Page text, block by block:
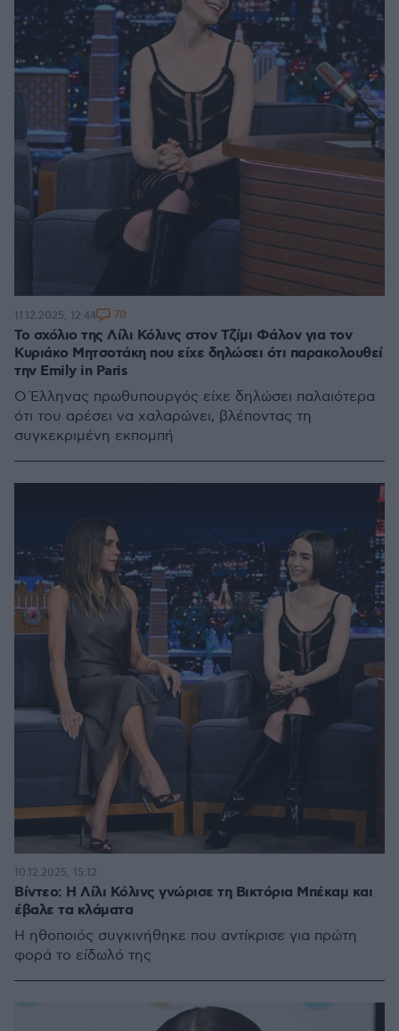
Το σχόλιο της Λίλι Κόλινς στον Τζίμι Φάλον για τον
Κυριάκο Μητσοτάκη που είχε δηλώσει ότι παρακολουθεί
την Emily in Paris
Ο Έλληνας πρωθυπουργός είχε δηλώσει παλαιότερα
ότι του αρέσει να χαλαρώνει, βλέποντας τη
συγκεκριμένη εκπομπή
11.12.2025, 12:44 70
Βίντεο: Η Λίλι Κόλινς γνώρισε τη Βικτόρια Μπέκαμ και
έβαλε τα κλάματα
Η ηθοποιός συγκινήθηκε που αντίκρισε για πρώτη
φορά το είδωλό της
10.12.2025, 15:12